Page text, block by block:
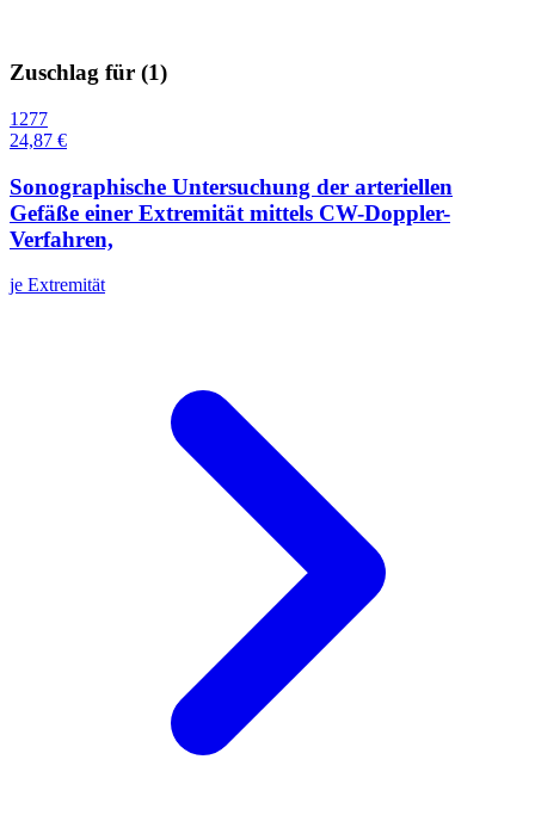
Zuschlag für (1)
1277
24,87 €
Sonographische Untersuchung der arteriellen
Gefäße einer Extremität mittels CW-Doppler-
Verfahren,
je Extremität